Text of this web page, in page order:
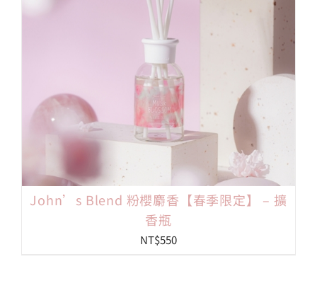
John’s Blend 粉櫻麝香【春季限定】 – 擴
香瓶
NT$550